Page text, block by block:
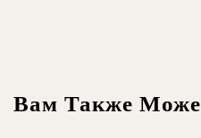
Вам Также